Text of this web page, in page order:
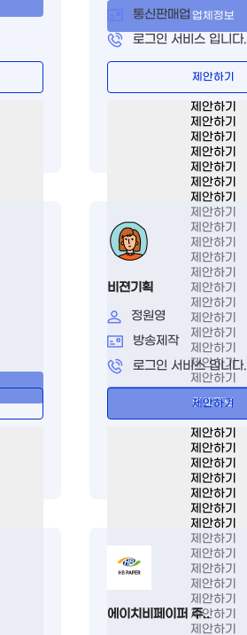
업체정보
통신판매업
로그인 서비스 입니다.
제안하기
제안하기
제안하기
제안하기
제안하기
제안하기
제안하기
제안하기
제안하기
제안하기
제안하기
제안하기
제안하기
제안하기
제안하기
제안하기
제안하기
제안하기
제안하기
제안하기
업체정보
비젼기획
정원영
방송제작
로그인 서비스 입니다.
제안하기
제안하기
제안하기
제안하기
제안하기
제안하기
제안하기
제안하기
제안하기
제안하기
제안하기
제안하기
제안하기
제안하기
제안하기
에이치비페이퍼 주..